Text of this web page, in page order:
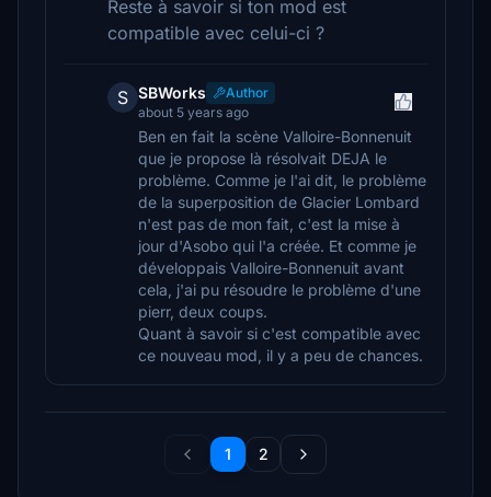
Reste à savoir si ton mod est
compatible avec celui-ci ?
S SBWorks
Author
about 5 years ago
Ben en fait la scène Valloire-Bonnenuit
que je propose là résolvait DEJA le
problème. Comme je l'ai dit, le problème
de la superposition de Glacier Lombard
n'est pas de mon fait, c'est la mise à
jour d'Asobo qui l'a créée. Et comme je
développais Valloire-Bonnenuit avant
cela, j'ai pu résoudre le problème d'une
pierr, deux coups.
Quant à savoir si c'est compatible avec
ce nouveau mod, il y a peu de chances.
1 2